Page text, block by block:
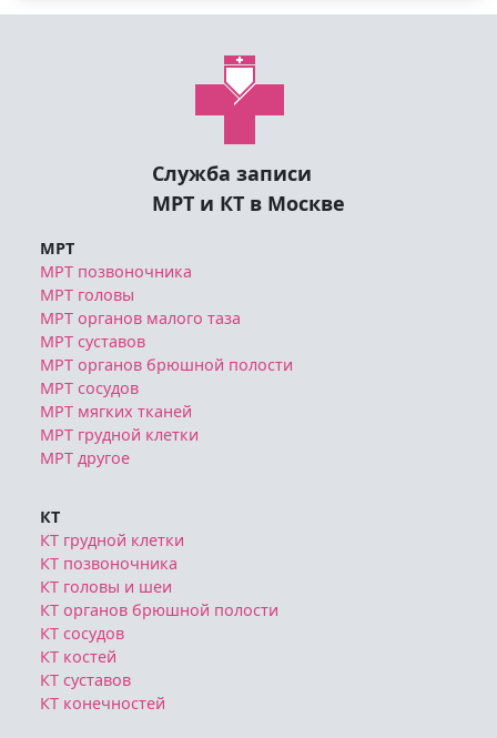
Служба записи
МРТ и КТ в Москве
МРТ
МРТ позвоночника
МРТ головы
МРТ органов малого таза
МРТ суставов
МРТ органов брюшной полости
МРТ сосудов
МРТ мягких тканей
МРТ грудной клетки
МРТ другое
КТ
КТ грудной клетки
КТ позвоночника
КТ головы и шеи
КТ органов брюшной полости
КТ сосудов
КТ костей
КТ суставов
КТ конечностей